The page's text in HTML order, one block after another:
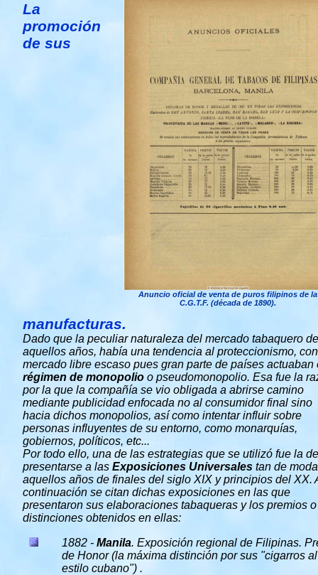
Anuncio oficial de venta de puros filipinos de la
C.G.T.F. (década de 1890).
La
promoción
de sus
manufacturas.
Dado que la peculiar naturaleza del mercado tabaquero de
aquellos años, había una tendencia al proteccionismo,
mercado libre escaso pues gran parte de países actuaban
régimen de monopolio o pseudomonopolio. Esa fue la
por la que la compañía se vio obligada a abrirse camino
mediante publicidad enfocada no al consumidor final sino
hacia dichos monopolios, así como intentar influir sobre
personas influyentes de su entorno, como monarquías,
gobiernos, políticos, etc...
Por todo ello, una de las estrategias que se utilizó fue la de
presentarse a las Exposiciones Universales tan de
aquellos años de finales del siglo XIX y principios del XX.
continuación se citan dichas exposiciones en las que
presentaron sus elaboraciones tabaqueras y los premios o
distinciones obtenidos en ellas:
1882 - Manila. Exposición regional de Filipinas.
de Honor (la máxima distinción por sus "cigarros al
estilo cubano") .